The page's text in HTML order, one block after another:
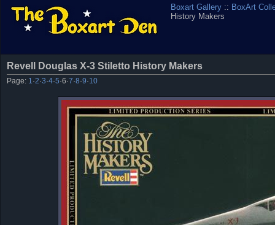
Boxart Gallery :: BoxArt
History Makers
Revell Douglas X-3 Stiletto History Makers
Page: 1 ·2·3·4·5·6·7·8·9·10